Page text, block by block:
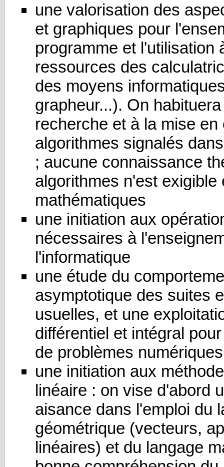
une valorisation des
et graphiques pour
programme et l'utilisation
ressources des
des moyens
grapheur...). On
recherche et à la mise en
algorithmes signalés
; aucune connaissance
algorithmes n'est exigible
mathématiques
une initiation aux
nécessaires à
l'informatique
une étude du
asymptotique des suites
usuelles, et une
différentiel et intégral
de problèmes numériques
une initiation aux
linéaire : on vise d'abord
aisance dans l'emploi du
géométrique (vecteurs,
linéaires) et du langage